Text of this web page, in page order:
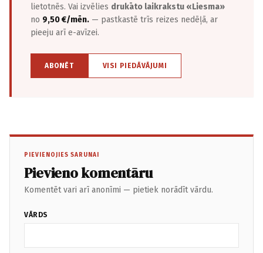
lietotnēs. Vai izvēlies drukāto laikrakstu «Liesma»
no 9,50 €/mēn. — pastkastē trīs reizes nedēļā, ar
pieeju arī e-avīzei.
ABONĒT VISI PIEDĀVĀJUMI
PIEVIENOJIES SARUNAI
Pievieno komentāru
Komentēt vari arī anonīmi — pietiek norādīt vārdu.
VĀRDS